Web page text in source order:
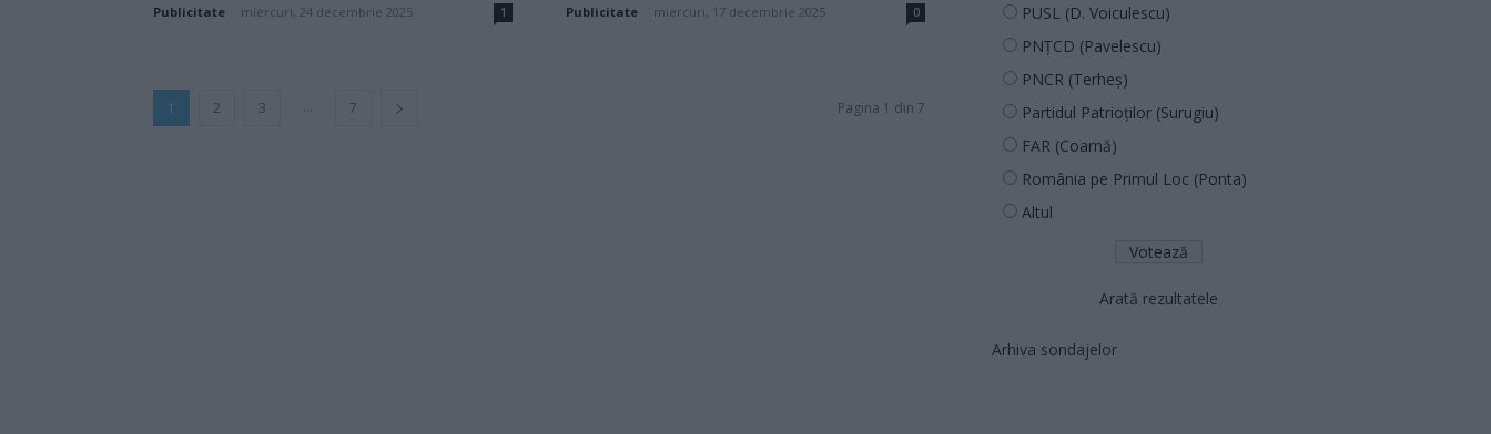
Publicitate miercuri, 24 decembrie 2025 1 Publicitate miercuri, 17 decembrie 2025 0
1 2 3 ... 7 Pagina 1 din 7
PUSL (D. Voiculescu)
PNȚCD (Pavelescu)
PNCR (Terheș)
Partidul Patrioților (Surugiu)
FAR (Coarnă)
România pe Primul Loc (Ponta)
Altul
Arată rezultatele
Arhiva sondajelor